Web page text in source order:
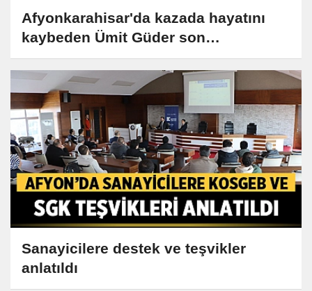
Afyonkarahisar'da kazada hayatını
kaybeden Ümit Güder son
yolculuğuna uğurlanacak
Sanayicilere destek ve teşvikler
anlatıldı